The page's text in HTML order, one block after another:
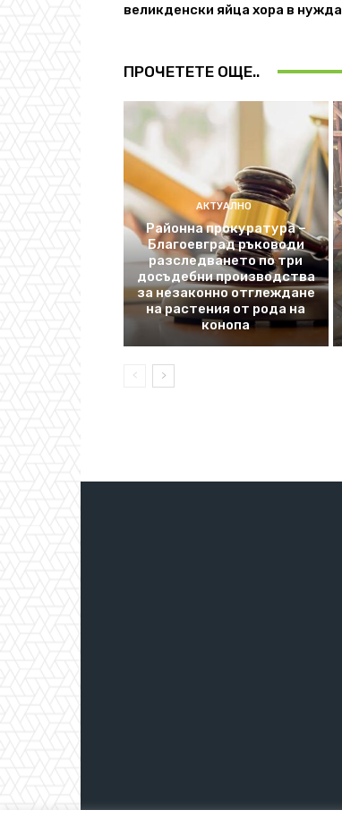
великденски яйца хора в нужда
ПРОЧЕТЕТЕ ОЩЕ..
АКТУАЛНО
Районна прокуратура –
Благоевград ръководи
разследването по три
досъдебни производства
за незаконно отглеждане
на растения от рода на
конопа